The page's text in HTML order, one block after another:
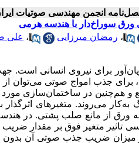
سوراخ‌دار با هندسه هرمی
، رمضان میرزایی ، علی
برای نیروی انسانی است.
برای جذب امواج صوتی می­‌توان
و هم‌چنین در ساختمان‌سازی
به‌کار می­‌روند. متغیرهای
از مانع صلب پشتی. در
تاثیر متغیر فوق بر مقدار
ضریب جذب صوتی آن بدون